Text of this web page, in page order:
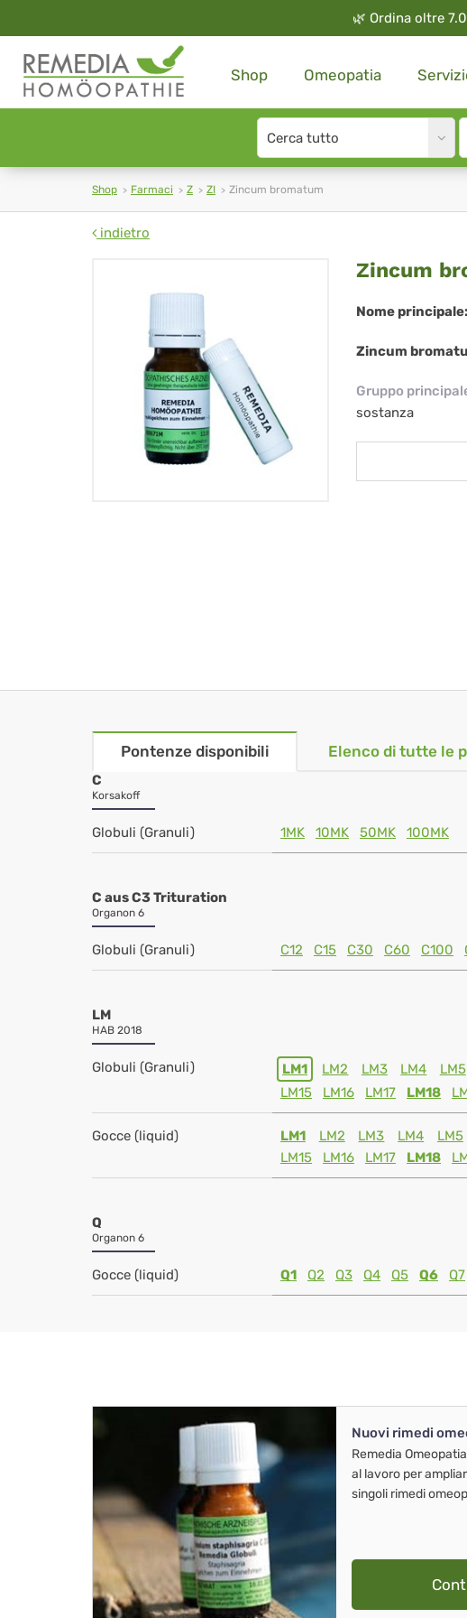
🌿 Ordina oltre
Shop Omeopatia
Search
type
Shop Farmaci Z ZI Zincum bromatum
indietro
Zincum
Zincum
Nome principale:
Zincum
Gruppo
sostanza
Pontenze disponibili Elenco di tutte le
C
Korsakoff
Globuli (Granuli) 1MK 10MK 50MK 100MK
C aus C3 Trituration
Organon 6
Globuli (Granuli) C12 C15 C30 C60 C100
LM
HAB 2018
Globuli (Granuli) LM1 LM2 LM3 LM4 LM5
LM15
LM16 LM17 LM18
Gocce (liquid) LM1 LM2 LM3 LM4 LM5
LM15
LM16 LM17 LM18
Q
Organon 6
Gocce (liquid) Q1 Q2 Q3 Q4 Q5 Q6 Q7
Nuovi rimedi
Remedia
al lavoro per
singoli rimedi